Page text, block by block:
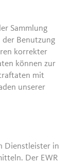
Sammlung
Benutzung
korrekter
können zur
mit
unserer
Dienstleister in
Der EWR